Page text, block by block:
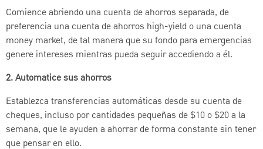
Comience abriendo una cuenta de ahorros separada, de
preferencia una cuenta de ahorros high-yield o una cuenta
money market, de tal manera que su fondo para emergencias
genere intereses mientras pueda seguir accediendo a él.
2. Automatice sus ahorros
Establezca transferencias automáticas desde su cuenta de
cheques, incluso por cantidades pequeñas de $10 o $20 a la
semana, que le ayuden a ahorrar de forma constante sin tener
que pensar en ello.